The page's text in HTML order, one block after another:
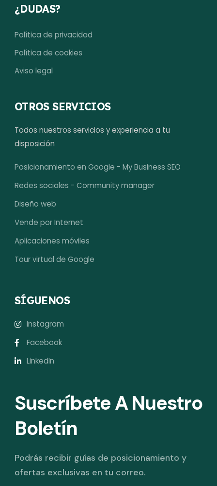
¿DUDAS?
Política de privacidad
Política de cookies
Aviso legal
OTROS SERVICIOS
Todos nuestros servicios y experiencia a tu
disposición
Posicionamiento en Google - My Business SEO
Redes sociales - Community manager
Diseño web
Vende por Internet
Aplicaciones móviles
Tour virtual de Google
SÍGUENOS
Instagram
Facebook
LinkedIn
Suscríbete A Nuestro
Boletín
Podrás recibir guías de posicionamiento y
ofertas exclusivas en tu correo.